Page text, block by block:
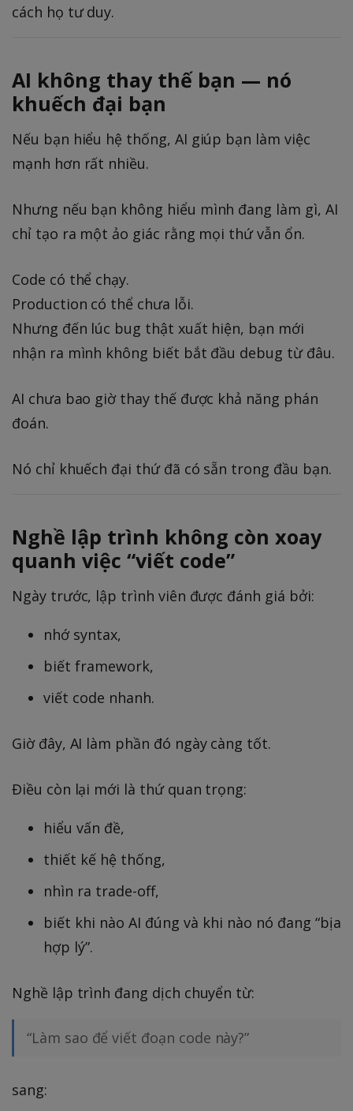
cách họ tư duy.
AI không thay thế bạn — nó
khuếch đại bạn
Nếu bạn hiểu hệ thống, AI giúp bạn làm việc
mạnh hơn rất nhiều.
Nhưng nếu bạn không hiểu mình đang làm gì, AI
chỉ tạo ra một ảo giác rằng mọi thứ vẫn ổn.
Code có thể chạy.
Production có thể chưa lỗi.
Nhưng đến lúc bug thật xuất hiện, bạn mới
nhận ra mình không biết bắt đầu debug từ đâu.
AI chưa bao giờ thay thế được khả năng phán
đoán.
Nó chỉ khuếch đại thứ đã có sẵn trong đầu bạn.
Nghề lập trình không còn xoay
quanh việc “viết code”
Ngày trước, lập trình viên được đánh giá bởi:
nhớ syntax,
biết framework,
viết code nhanh.
Giờ đây, AI làm phần đó ngày càng tốt.
Điều còn lại mới là thứ quan trọng:
hiểu vấn đề,
thiết kế hệ thống,
nhìn ra trade-off,
biết khi nào AI đúng và khi nào nó đang “bịa
hợp lý”.
Nghề lập trình đang dịch chuyển từ:
“Làm sao để viết đoạn code này?”
sang: